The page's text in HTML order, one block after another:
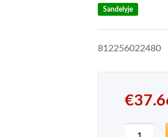
Sandelyje
812256022480
€